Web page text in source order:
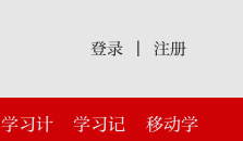
登录 注册
学习计 学习记 移动学